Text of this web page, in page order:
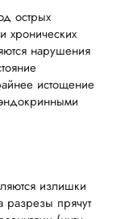
острых
хронических
нарушения
истощение
излишки
разрезы прячут